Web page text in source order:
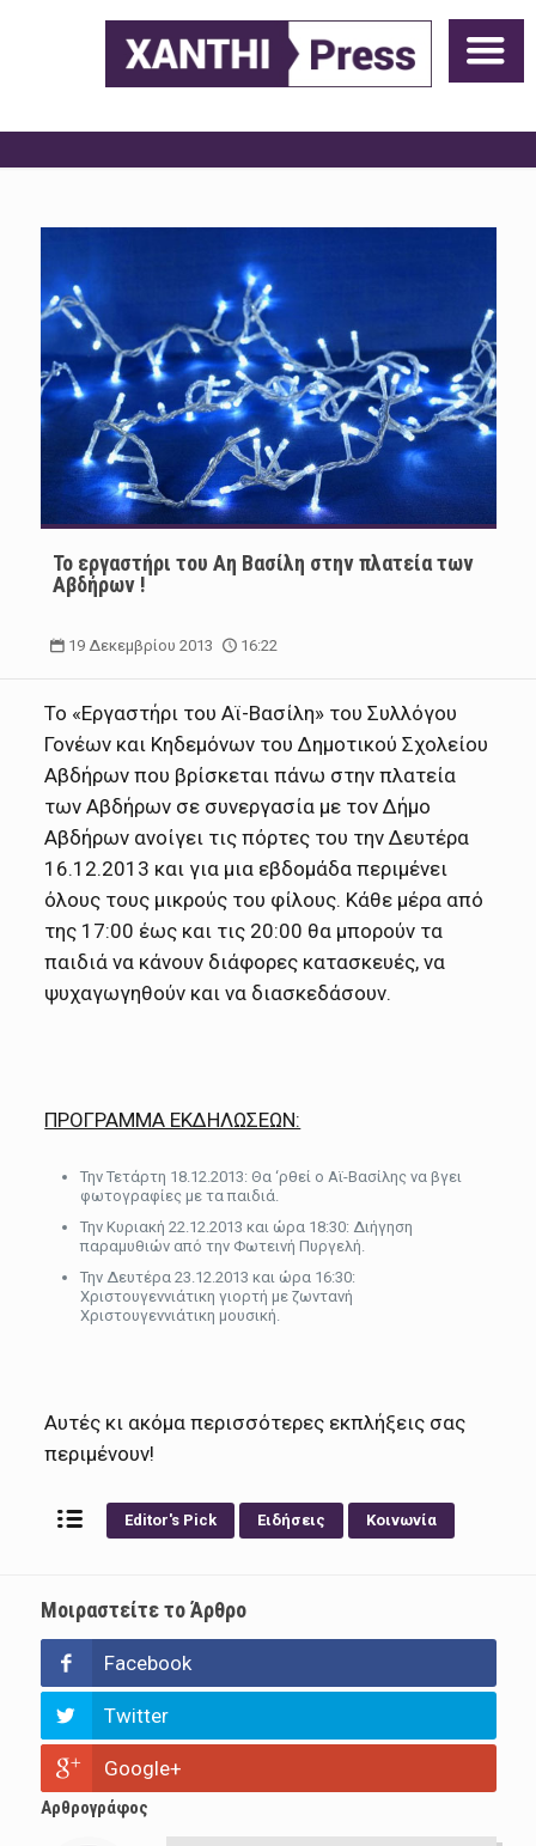
To εργαστήρι του Αη Βασίλη στην πλατεία των
Αβδήρων !
19 Δεκεμβρίου 2013 16:22
Το «Εργαστήρι του Αϊ-Βασίλη» του Συλλόγου
Γονέων και Κηδεμόνων του Δημοτικού Σχολείου
Αβδήρων που βρίσκεται πάνω στην πλατεία
των Αβδήρων σε συνεργασία με τον Δήμο
Αβδήρων ανοίγει τις πόρτες του την Δευτέρα
16.12.2013 και για μια εβδομάδα περιμένει
όλους τους μικρούς του φίλους. Κάθε μέρα από
της 17:00 έως και τις 20:00 θα μπορούν τα
παιδιά να κάνουν διάφορες κατασκευές, να
ψυχαγωγηθούν και να διασκεδάσουν.
ΠΡΟΓΡΑΜΜΑ ΕΚΔΗΛΩΣΕΩΝ:
Την Τετάρτη 18.12.2013: Θα ‘ρθεί ο Αϊ-Βασίλης να βγει
φωτογραφίες με τα παιδιά.
Την Κυριακή 22.12.2013 και ώρα 18:30: Διήγηση
παραμυθιών από την Φωτεινή Πυργελή.
Την Δευτέρα 23.12.2013 και ώρα 16:30:
Χριστουγεννιάτικη γιορτή με ζωντανή
Χριστουγεννιάτικη μουσική.
Αυτές κι ακόμα περισσότερες εκπλήξεις σας
περιμένουν!
Editor's Pick Ειδήσεις Κοινωνία
Μοιραστείτε το Άρθρο
Facebook
Twitter
Google+
Αρθρογράφος